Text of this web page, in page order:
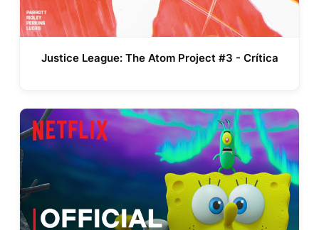
Justice League: The Atom Project #3 - Crítica